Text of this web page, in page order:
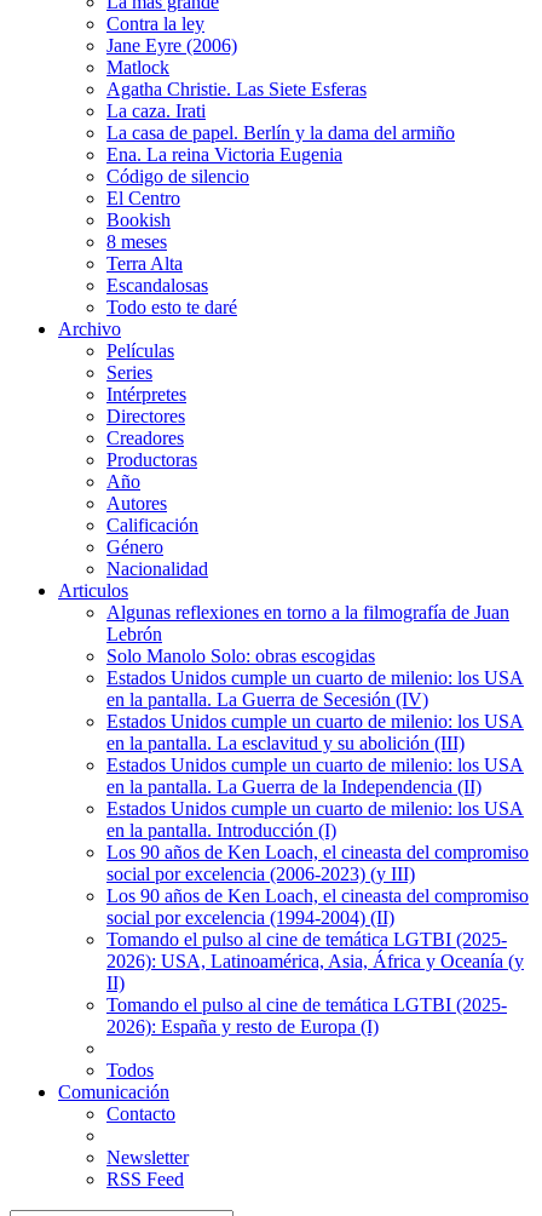
Contra la ley
Jane Eyre (2006)
Matlock
Agatha Christie. Las Siete Esferas
La caza. Irati
La casa de papel. Berlín y la dama del armiño
Ena. La reina Victoria Eugenia
Código de silencio
El Centro
Bookish
8 meses
Terra Alta
Escandalosas
Todo esto te daré
Archivo
Películas
Series
Intérpretes
Directores
Creadores
Productoras
Año
Autores
Calificación
Género
Nacionalidad
Articulos
Algunas reflexiones en torno a la filmografía de Juan
Lebrón
Solo Manolo Solo: obras escogidas
Estados Unidos cumple un cuarto de milenio: los USA
en la pantalla. La Guerra de Secesión (IV)
Estados Unidos cumple un cuarto de milenio: los USA
en la pantalla. La esclavitud y su abolición (III)
Estados Unidos cumple un cuarto de milenio: los USA
en la pantalla. La Guerra de la Independencia (II)
Estados Unidos cumple un cuarto de milenio: los USA
en la pantalla. Introducción (I)
Los 90 años de Ken Loach, el cineasta del compromiso
social por excelencia (2006-2023) (y III)
Los 90 años de Ken Loach, el cineasta del compromiso
social por excelencia (1994-2004) (II)
Tomando el pulso al cine de temática LGTBI (2025-
2026): USA, Latinoamérica, Asia, África y Oceanía (y
II)
Tomando el pulso al cine de temática LGTBI (2025-
2026): España y resto de Europa (I)
Todos
Comunicación
Contacto
Newsletter
RSS Feed